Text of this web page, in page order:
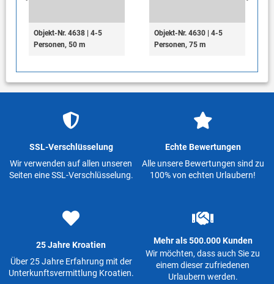
Objekt-Nr. 4638 | 4-5
Personen, 50 m
Objekt-Nr. 4630 | 4-5
Personen, 75 m
SSL-Verschlüsselung
Wir verwenden auf allen unseren
Seiten eine SSL-Verschlüsselung.
Echte Bewertungen
Alle unsere Bewertungen sind zu
100% von echten Urlaubern!
25 Jahre Kroatien
Über 25 Jahre Erfahrung mit der
Unterkunftsvermittlung Kroatien.
Mehr als 500.000 Kunden
Wir möchten, dass auch Sie zu
einem dieser zufriedenen
Urlaubern werden.